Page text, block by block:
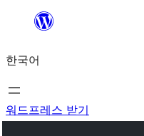
츠
로
바
한국어
워드프레스 받기